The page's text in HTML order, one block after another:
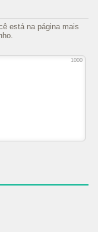
está na página mais
1000